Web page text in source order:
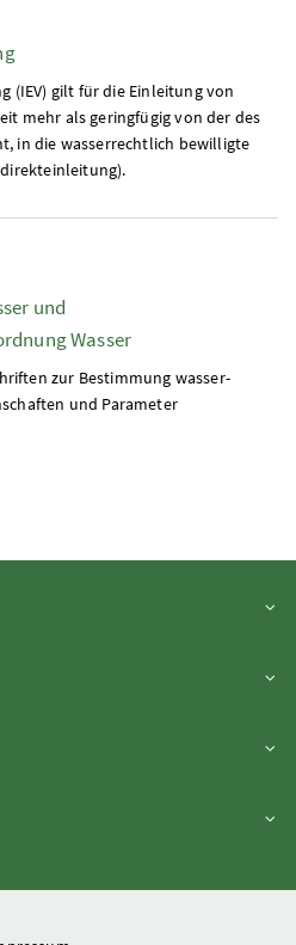
(IEV) gilt für die Einleitung von
mehr als geringfügig von der des
in die wasserrechtlich bewilligte
und
Wasser
zur Bestimmung wasser-
und Parameter